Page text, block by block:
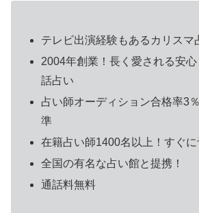
テレビ出演経験もあるカリスマ
2004年創業！長く愛される安
話占い
占い師オーディション合格率3
準
在籍占い師1400名以上！すぐ
全国の有名な占い館と提携！
通話料無料